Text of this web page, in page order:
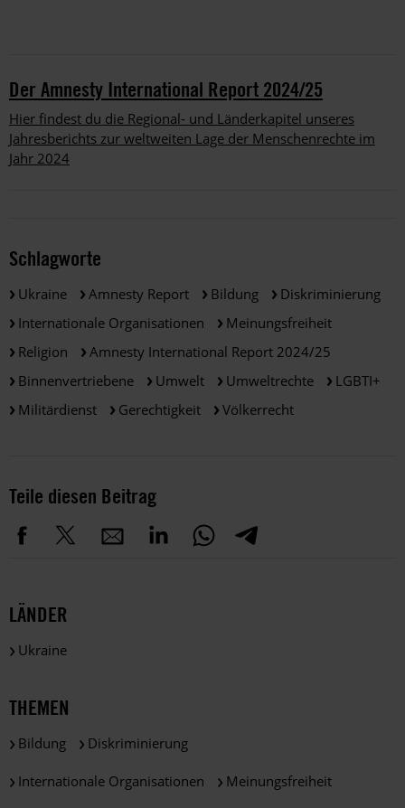
Der Amnesty International Report 2024/25
Hier findest du die Regional- und Länderkapitel unseres
Jahresberichts zur weltweiten Lage der Menschenrechte im
Jahr 2024
Schlagworte
Ukraine Amnesty Report Bildung
Diskriminierung
Internationale Organisationen
Meinungsfreiheit
Religion
Amnesty International Report 2024/25
Binnenvertriebene
Umwelt Umweltrechte
LGBTI+
Militärdienst
Gerechtigkeit Völkerrecht
Teile diesen Beitrag
LÄNDER
Ukraine
THEMEN
Bildung Diskriminierung
Internationale Organisationen Meinungsfreiheit